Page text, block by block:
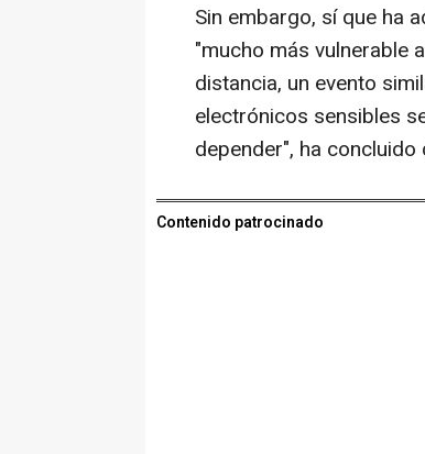
Sin embargo, sí que ha
"mucho más vulnerable
distancia, un evento
electrónicos sensibles
depender", ha concluido
Contenido patrocinado